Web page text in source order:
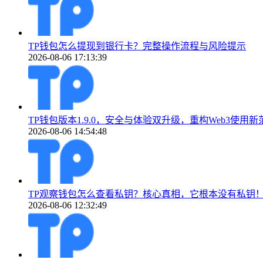
TP钱包怎么提现到银行卡？完整操作流程与风险提示
2026-08-06 17:13:39
TP钱包版本1.9.0，安全与体验双升级，重构Web3使用新
2026-08-06 14:54:48
TP观察钱包怎么查看私钥？核心真相，它根本没有私钥
2026-08-06 12:32:49